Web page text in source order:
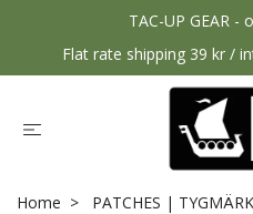
TAC-UP GEAR -
Flat rate shipping 39 kr /
Home PATCHES |